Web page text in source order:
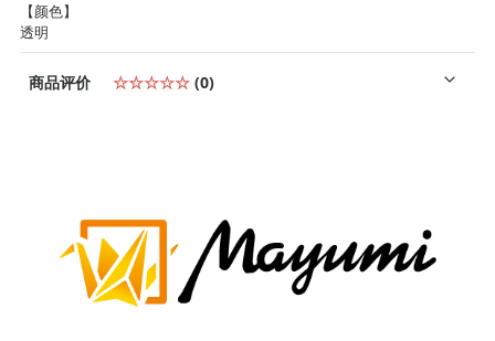
【颜色】
透明
商品评价 ☆☆☆☆☆ (0)